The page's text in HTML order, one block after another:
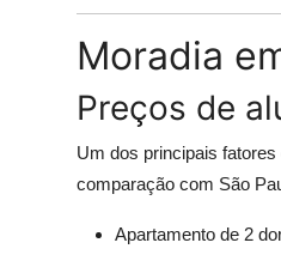
Moradia
Preços de
Um dos principais
comparação com São
Apartamento de 2